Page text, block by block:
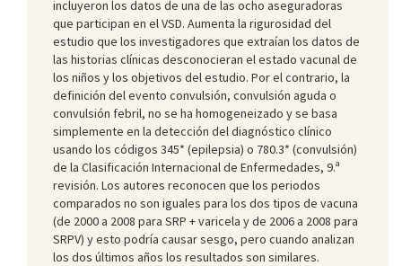
incluyeron los datos de una de las ocho aseguradoras
que participan en el VSD. Aumenta la rigurosidad del
estudio que los investigadores que extraían los datos de
las historias clínicas desconocieran el estado vacunal de
los niños y los objetivos del estudio. Por el contrario, la
definición del evento convulsión, convulsión aguda o
convulsión febril, no se ha homogeneizado y se basa
simplemente en la detección del diagnóstico clínico
usando los códigos 345* (epilepsia) o 780.3* (convulsión)
de la Clasificación Internacional de Enfermedades, 9.ª
revisión. Los autores reconocen que los periodos
comparados no son iguales para los dos tipos de vacuna
(de 2000 a 2008 para SRP + varicela y de 2006 a 2008 para
SRPV) y esto podría causar sesgo, pero cuando analizan
los dos últimos años los resultados son similares.